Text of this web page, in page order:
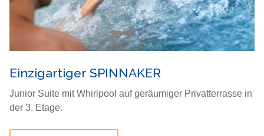
Einzigartiger SPINNAKER
Junior Suite mit Whirlpool auf geräumiger Privatterrasse in
der 3. Etage.